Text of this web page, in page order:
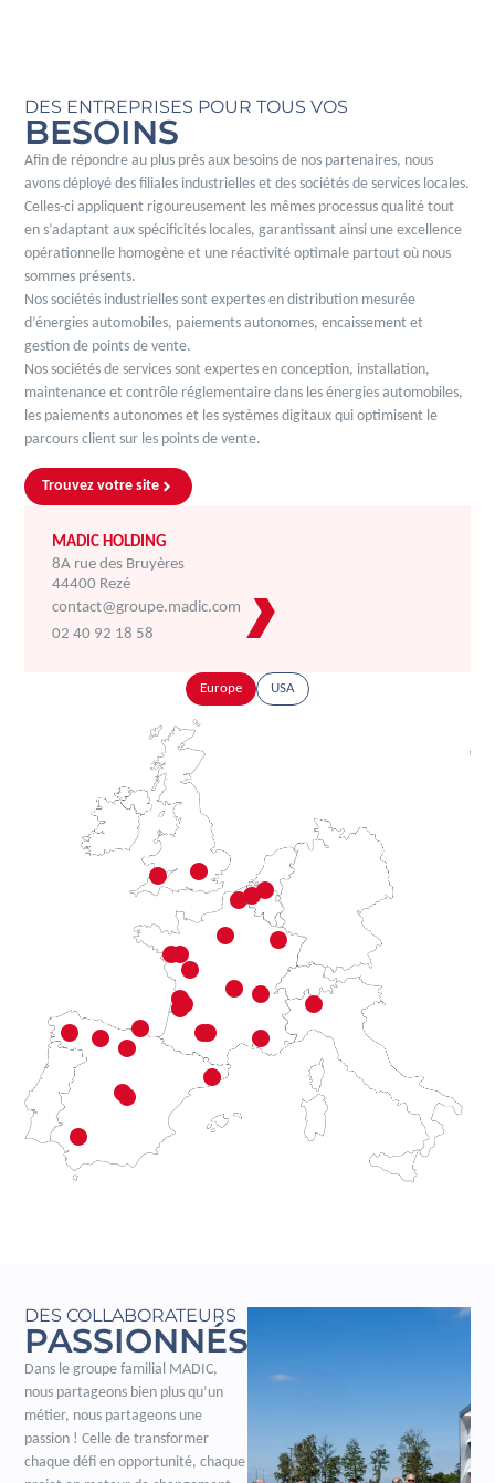
Europe USA
DES ENTREPRISES POUR TOUS VOS
BESOINS
Afin de répondre au plus près aux besoins de nos partenaires, nous
avons déployé des filiales industrielles et des sociétés de services locales.
Celles-ci appliquent rigoureusement les mêmes processus qualité tout
en s’adaptant aux spécificités locales, garantissant ainsi une excellence
opérationnelle homogène et une réactivité optimale partout où nous
sommes présents.
Nos sociétés industrielles sont expertes en distribution mesurée
d’énergies automobiles, paiements autonomes, encaissement et
gestion de points de vente.
Nos sociétés de services sont expertes en conception, installation,
maintenance et contrôle réglementaire dans les énergies automobiles,
les paiements autonomes et les systèmes digitaux qui optimisent le
parcours client sur les points de vente.
Trouvez votre site
MADIC HOLDING
8A rue des Bruyères
44400 Rezé
contact@groupe.madic.com
02 40 92 18 58
DES COLLABORATEURS
PASSIONNÉS
Dans le groupe familial MADIC,
nous partageons bien plus qu’un
métier, nous partageons une
passion ! Celle de transformer
chaque défi en opportunité, chaque